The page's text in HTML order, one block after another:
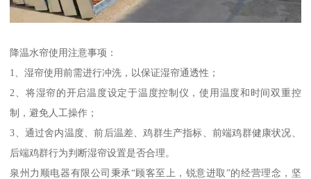
降温水帘使用注意事项：
1、湿帘使用前需进行冲洗，以保证湿帘通透性；
2、将湿帘的开启温度设定于温度控制仪，使用温度和时间双重控
制，避免人工操作；
3、通过舍内温度、前后温差、鸡群生产指标、前端鸡群健康状况、
后端鸡群行为判断湿帘设置是否合理。
泉州力顺电器有限公司秉承“顾客至上，锐意进取”的经营理念，坚